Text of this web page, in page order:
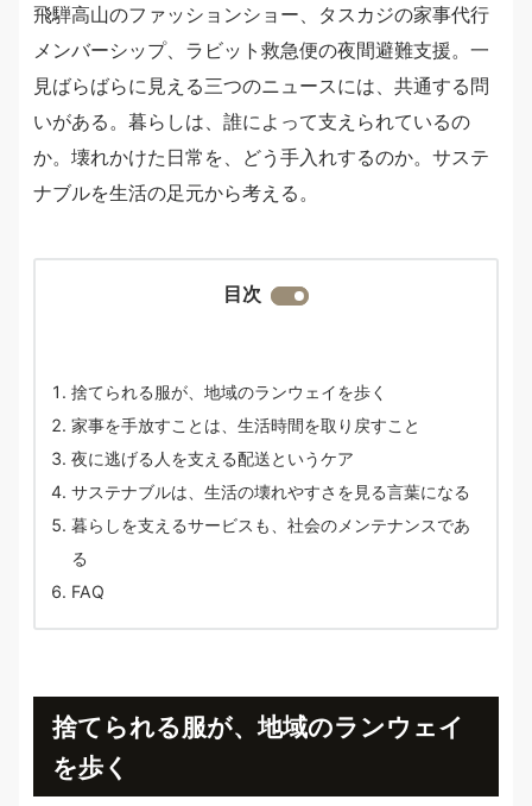
飛騨高山のファッションショー、タスカジの家事代行
メンバーシップ、ラビット救急便の夜間避難支援。一
見ばらばらに見える三つのニュースには、共通する問
いがある。暮らしは、誰によって支えられているの
か。壊れかけた日常を、どう手入れするのか。サステ
ナブルを生活の足元から考える。
目次
捨てられる服が、地域のランウェイを歩く
家事を手放すことは、生活時間を取り戻すこと
夜に逃げる人を支える配送というケア
サステナブルは、生活の壊れやすさを見る言葉になる
暮らしを支えるサービスも、社会のメンテナンスであ
る
FAQ
捨てられる服が、地域のランウェイ
を歩く